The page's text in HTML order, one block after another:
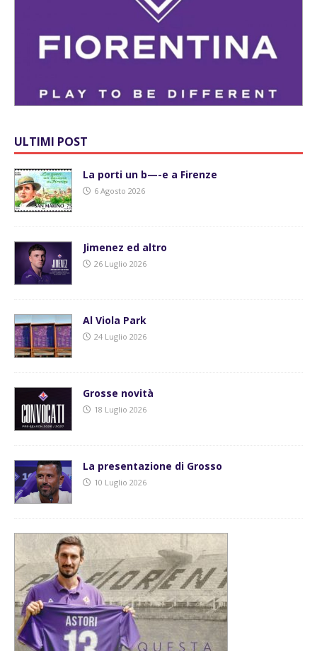
ULTIMI POST
La porti un b—-e a Firenze
6 Agosto 2026
Jimenez ed altro
26 Luglio 2026
Al Viola Park
24 Luglio 2026
Grosse novità
18 Luglio 2026
La presentazione di Grosso
10 Luglio 2026